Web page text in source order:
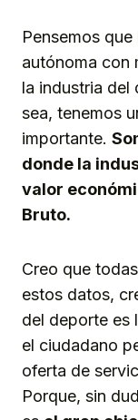
Pensemos
autónoma con
la industria del
sea, tenemos
importante.
donde la
valor
Bruto.
Creo que
estos datos,
del deporte es
el ciudadano
oferta de
Porque, sin